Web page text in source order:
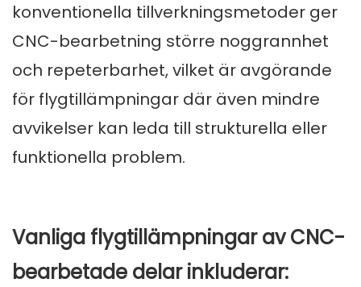
konventionella tillverkningsmetoder ger
CNC-bearbetning större noggrannhet
och repeterbarhet, vilket är avgörande
för flygtillämpningar där även mindre
avvikelser kan leda till strukturella eller
funktionella problem.
Vanliga flygtillämpningar av CNC-
bearbetade delar inkluderar: